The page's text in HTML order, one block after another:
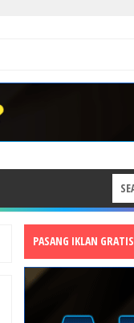
PASANG IKLAN GRATIS